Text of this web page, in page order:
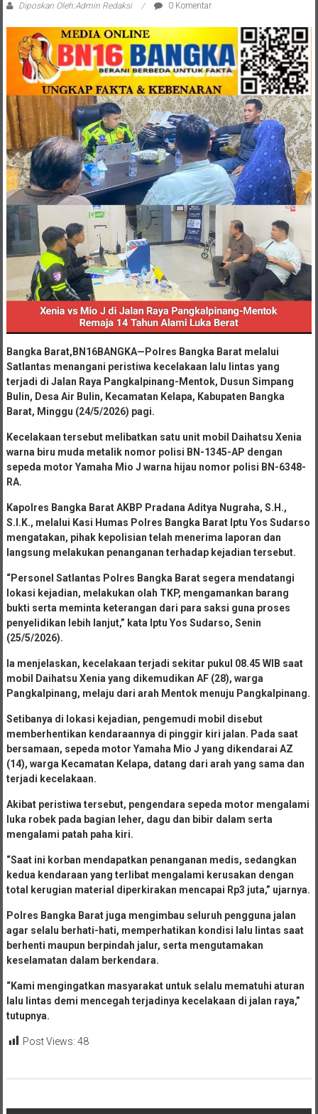
Diposkan Oleh:Admin Redaksi 0 Komentar
Bangka Barat,BN16BANGKA—Polres Bangka Barat melalui
Satlantas menangani peristiwa kecelakaan lalu lintas yang
terjadi di Jalan Raya Pangkalpinang-Mentok, Dusun Simpang
Bulin, Desa Air Bulin, Kecamatan Kelapa, Kabupaten Bangka
Barat, Minggu (24/5/2026) pagi.
Kecelakaan tersebut melibatkan satu unit mobil Daihatsu Xenia
warna biru muda metalik nomor polisi BN-1345-AP dengan
sepeda motor Yamaha Mio J warna hijau nomor polisi BN-6348-
RA.
Kapolres Bangka Barat AKBP Pradana Aditya Nugraha, S.H.,
S.I.K., melalui Kasi Humas Polres Bangka Barat Iptu Yos Sudarso
mengatakan, pihak kepolisian telah menerima laporan dan
langsung melakukan penanganan terhadap kejadian tersebut.
“Personel Satlantas Polres Bangka Barat segera mendatangi
lokasi kejadian, melakukan olah TKP, mengamankan barang
bukti serta meminta keterangan dari para saksi guna proses
penyelidikan lebih lanjut,” kata Iptu Yos Sudarso, Senin
(25/5/2026).
Ia menjelaskan, kecelakaan terjadi sekitar pukul 08.45 WIB saat
mobil Daihatsu Xenia yang dikemudikan AF (28), warga
Pangkalpinang, melaju dari arah Mentok menuju Pangkalpinang.
Setibanya di lokasi kejadian, pengemudi mobil disebut
memberhentikan kendaraannya di pinggir kiri jalan. Pada saat
bersamaan, sepeda motor Yamaha Mio J yang dikendarai AZ
(14), warga Kecamatan Kelapa, datang dari arah yang sama dan
terjadi kecelakaan.
Akibat peristiwa tersebut, pengendara sepeda motor mengalami
luka robek pada bagian leher, dagu dan bibir dalam serta
mengalami patah paha kiri.
“Saat ini korban mendapatkan penanganan medis, sedangkan
kedua kendaraan yang terlibat mengalami kerusakan dengan
total kerugian material diperkirakan mencapai Rp3 juta,” ujarnya.
Polres Bangka Barat juga mengimbau seluruh pengguna jalan
agar selalu berhati-hati, memperhatikan kondisi lalu lintas saat
berhenti maupun berpindah jalur, serta mengutamakan
keselamatan dalam berkendara.
“Kami mengingatkan masyarakat untuk selalu mematuhi aturan
lalu lintas demi mencegah terjadinya kecelakaan di jalan raya,”
tutupnya.
Post Views: 48